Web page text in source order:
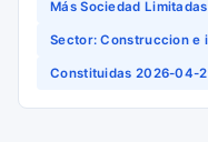
Más Sociedad Limitadas
Sector: Construccion e
Constituidas 2026-04-